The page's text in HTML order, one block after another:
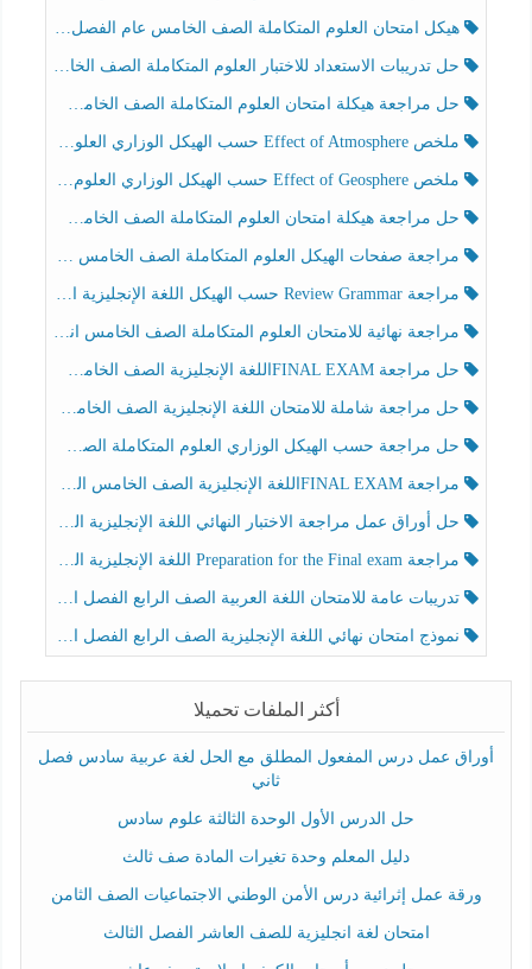
هيكل امتحان العلوم المتكاملة الصف الخامس عام الفصل الدراسي الثالث 2025-2026
حل تدريبات الاستعداد للاختبار العلوم المتكاملة الصف الخامس عام الفصل الثالث
حل مراجعة هيكلة امتحان العلوم المتكاملة الصف الخامس انسبير الفصل الثالث
ملخص Effect of Atmosphere حسب الهيكل الوزاري العلوم المتكاملة الصف الخامس انسبير الفصل الثالث
ملخص Effect of Geosphere حسب الهيكل الوزاري العلوم المتكاملة الصف الخامس انسبير الفصل الثالث
حل مراجعة هيكلة امتحان العلوم المتكاملة الصف الخامس عام الفصل الثالث
مراجعة صفحات الهيكل العلوم المتكاملة الصف الخامس انسبير الفصل الثالث
مراجعة Review Grammar حسب الهيكل اللغة الإنجليزية الصف الخامس الفصل الثالث
مراجعة نهائية للامتحان العلوم المتكاملة الصف الخامس انسبير الفصل الثالث
حل مراجعة FINAL EXAMاللغة الإنجليزية الصف الخامس الفصل الثالث
حل مراجعة شاملة للامتحان اللغة الإنجليزية الصف الخامس الفصل الثالث
حل مراجعة حسب الهيكل الوزاري العلوم المتكاملة الصف الخامس عام الفصل الثالث
مراجعة FINAL EXAMاللغة الإنجليزية الصف الخامس الفصل الثالث
حل أوراق عمل مراجعة الاختبار النهائي اللغة الإنجليزية الصف الرابع الفصل الثالث
مراجعة Preparation for the Final exam اللغة الإنجليزية الصف الرابع الفصل الثالث
تدريبات عامة للامتحان اللغة العربية الصف الرابع الفصل الثالث
نموذج امتحان نهائي اللغة الإنجليزية الصف الرابع الفصل الثالث
أكثر الملفات تحميلا
أوراق عمل درس المفعول المطلق مع الحل لغة عربية سادس فصل
ثاني
حل الدرس الأول الوحدة الثالثة علوم سادس
دليل المعلم وحدة تغيرات المادة صف ثالث
ورقة عمل إثرائية درس الأمن الوطني الاجتماعيات الصف الثامن
امتحان لغة انجليزية للصف العاشر الفصل الثالث